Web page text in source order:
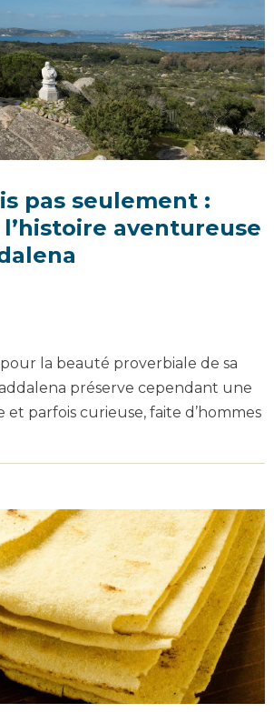
pas seulement :
aventureuse
la beauté proverbiale de sa
préserve cependant une
et parfois curieuse, faite d’hommes